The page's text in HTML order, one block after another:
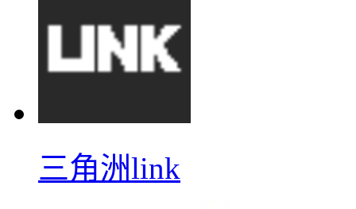
三角洲link